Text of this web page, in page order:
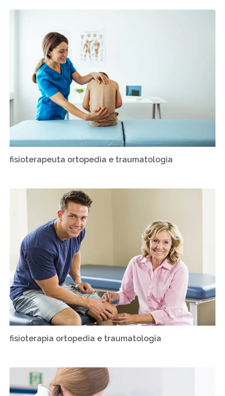
fisioterapeuta ortopedia e traumatologia
fisioterapia ortopedia e traumatologia